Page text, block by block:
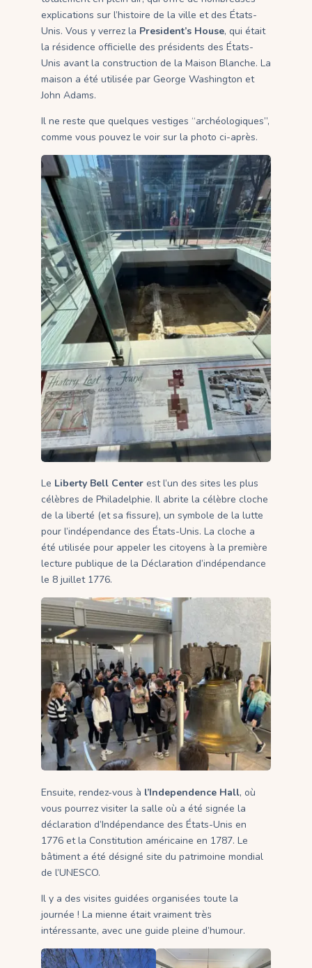
explications sur l’histoire de la ville et des États-
Unis. Vous y verrez la President’s House, qui était
la résidence officielle des présidents des États-
Unis avant la construction de la Maison Blanche. La
maison a été utilisée par George Washington et
John Adams.
Il ne reste que quelques vestiges “archéologiques”,
comme vous pouvez le voir sur la photo ci-après.
Le Liberty Bell Center est l’un des sites les plus
célèbres de Philadelphie. Il abrite la célèbre cloche
de la liberté (et sa fissure), un symbole de la lutte
pour l’indépendance des États-Unis. La cloche a
été utilisée pour appeler les citoyens à la première
lecture publique de la Déclaration d’indépendance
le 8 juillet 1776.
Ensuite, rendez-vous à l’Independence Hall, où
vous pourrez visiter la salle où a été signée la
déclaration d’Indépendance des États-Unis en
1776 et la Constitution américaine en 1787. Le
bâtiment a été désigné site du patrimoine mondial
de l’UNESCO.
Il y a des visites guidées organisées toute la
journée ! La mienne était vraiment très
intéressante, avec une guide pleine d’humour.